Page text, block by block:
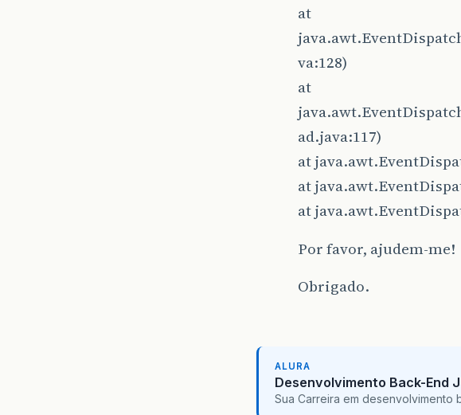
at
va:128)
at
ad.java:117)
at
at
at
Por favor, ajudem-me!
Obrigado.
ALURA
Desenvolvimento Back-End
Sua Carreira em desenvolvimento